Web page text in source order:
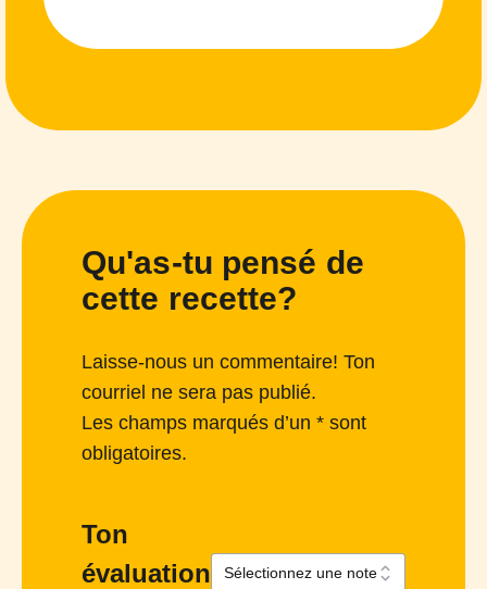
Qu'as-tu pensé de
cette recette?
Laisse-nous un commentaire! Ton
courriel ne sera pas publié.
Les champs marqués d’un * sont
obligatoires.
Ton
évaluation